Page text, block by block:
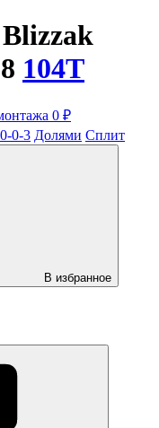
104T
0 ₽
0-3 Долями Сплит
В избранное